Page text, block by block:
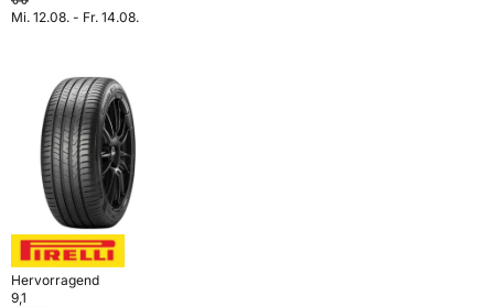
Mi. 12.08. - Fr. 14.08.
Hervorragend
9,1